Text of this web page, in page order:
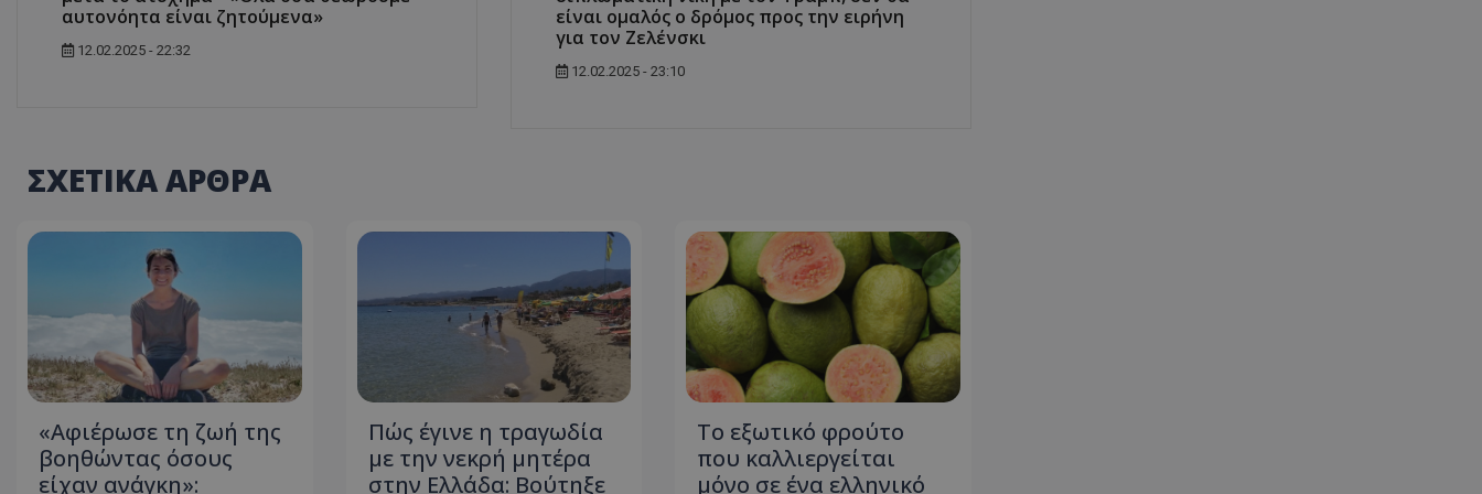
αυτονόητα είναι ζητούμενα»
12.02.2025 - 22:32
είναι ομαλός ο δρόμος προς την ειρήνη
για τον Ζελένσκι
12.02.2025 - 23:10
ΣΧΕΤΙΚΑ ΑΡΘΡΑ
«Αφιέρωσε τη ζωή της
βοηθώντας όσους
είχαν ανάγκη»:
Πώς έγινε η τραγωδία
με την νεκρή μητέρα
στην Ελλάδα: Βούτηξε
Το εξωτικό φρούτο
που καλλιεργείται
μόνο σε ένα ελληνικό
.twitter.com
δευτερόλεπτα
για τη διάκριση μεταξύ ανθρώπων
και ρομπότ. Αυτό είναι επωφελές
msToken
.tiktok.com
1 εβδομάδα 3
μέρες
Αυτό το cookie χρησιμοποιείται
για σκοπούς ταυτοποίησης και
ασφάλειας, εξασφαλίζοντας ότι οι
χρήστες παραμένουν συνδεδεμένοι
και τα δεδομένα τους είναι
εξασφαλισμένα καθώς
περιηγούνται μέσω της
ιστοσελίδας ή αλληλεπιδρούν με
τις υπηρεσίες της.
CookieScriptConsent
CookieScript
4 εβδομάδες
2 μέρες
Αυτό το cookie χρησιμοποιείται
από την υπηρεσία Cookie-
προτιμήσεις συναίνεσης cookie
banner cookie Cookie-Script.com
να λειτουργεί σωστά.